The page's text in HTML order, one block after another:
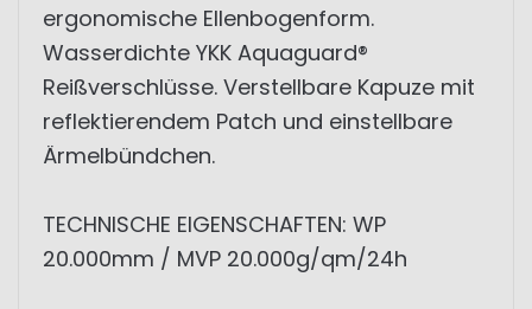
ergonomische Ellenbogenform.
Wasserdichte YKK Aquaguard®
Reißverschlüsse. Verstellbare Kapuze mit
reflektierendem Patch und einstellbare
Ärmelbündchen.
TECHNISCHE EIGENSCHAFTEN: WP
20.000mm / MVP 20.000g/qm/24h